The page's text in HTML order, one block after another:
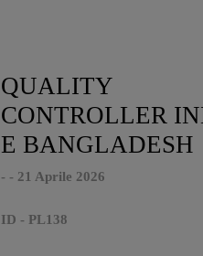
QUALITY
CONTROLLER
E BANGLADESH
- - 21 Aprile 2026
ID - PL138